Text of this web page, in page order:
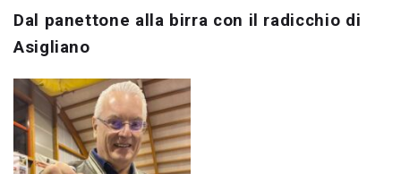
Dal panettone alla birra con il radicchio di
Asigliano